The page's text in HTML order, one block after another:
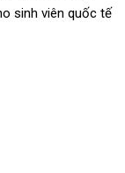
sinh viên quốc tế